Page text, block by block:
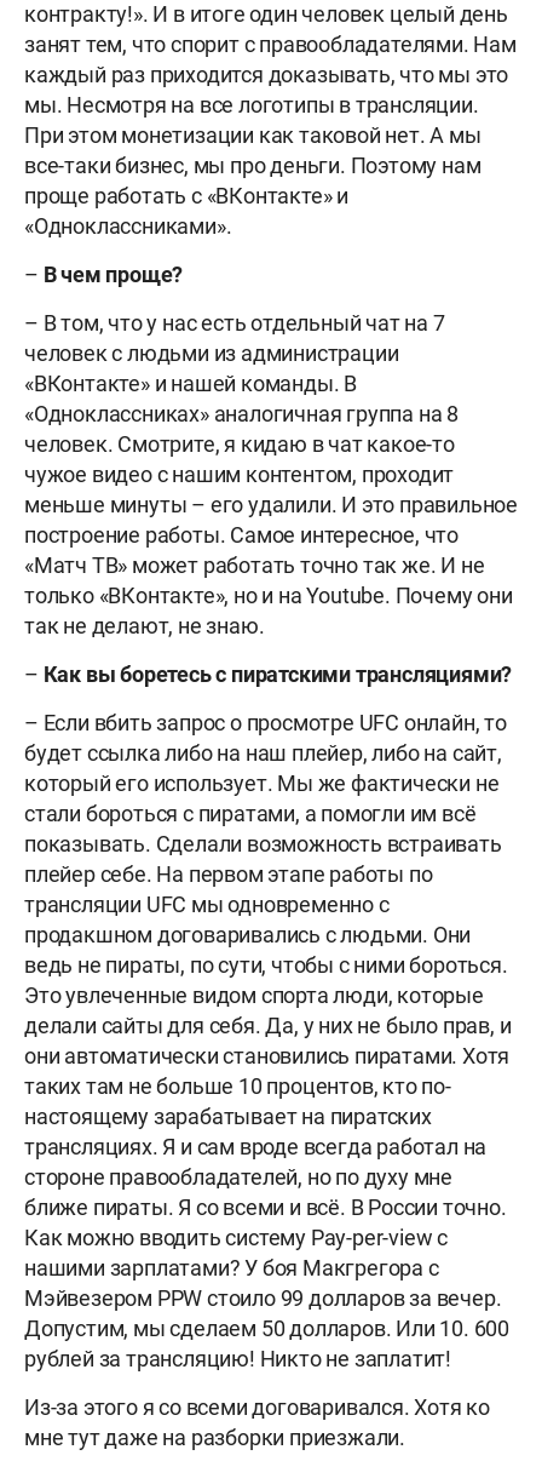
контракту!». И в итоге один человек целый день
занят тем, что спорит с правообладателями. Нам
каждый раз приходится доказывать, что мы это
мы. Несмотря на все логотипы в трансляции.
При этом монетизации как таковой нет. А мы
все-таки бизнес, мы про деньги. Поэтому нам
проще работать с «ВКонтакте» и
«Одноклассниками».
– В чем проще?
– В том, что у нас есть отдельный чат на 7
человек с людьми из администрации
«ВКонтакте» и нашей команды. В
«Одноклассниках» аналогичная группа на 8
человек. Смотрите, я кидаю в чат какое-то
чужое видео с нашим контентом, проходит
меньше минуты – его удалили. И это правильное
построение работы. Самое интересное, что
«Матч ТВ» может работать точно так же. И не
только «ВКонтакте», но и на Youtube. Почему они
так не делают, не знаю.
– Как вы боретесь с пиратскими трансляциями?
– Если вбить запрос о просмотре UFC онлайн, то
будет ссылка либо на наш плейер, либо на сайт,
который его использует. Мы же фактически не
стали бороться с пиратами, а помогли им всё
показывать. Сделали возможность встраивать
плейер себе. На первом этапе работы по
трансляции UFC мы одновременно с
продакшном договаривались с людьми. Они
ведь не пираты, по сути, чтобы с ними бороться.
Это увлеченные видом спорта люди, которые
делали сайты для себя. Да, у них не было прав, и
они автоматически становились пиратами. Хотя
таких там не больше 10 процентов, кто по-
настоящему зарабатывает на пиратских
трансляциях. Я и сам вроде всегда работал на
стороне правообладателей, но по духу мне
ближе пираты. Я со всеми и всё. В России точно.
Как можно вводить систему Pay-per-view с
нашими зарплатами? У боя Макгрегора с
Мэйвезером PPW стоило 99 долларов за вечер.
Допустим, мы сделаем 50 долларов. Или 10. 600
рублей за трансляцию! Никто не заплатит!
Из-за этого я со всеми договаривался. Хотя ко
мне тут даже на разборки приезжали.